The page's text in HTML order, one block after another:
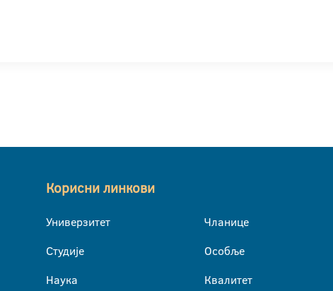
Корисни линкови
Универзитет
Студије
Наука
Чланице
Особље
Квалитет